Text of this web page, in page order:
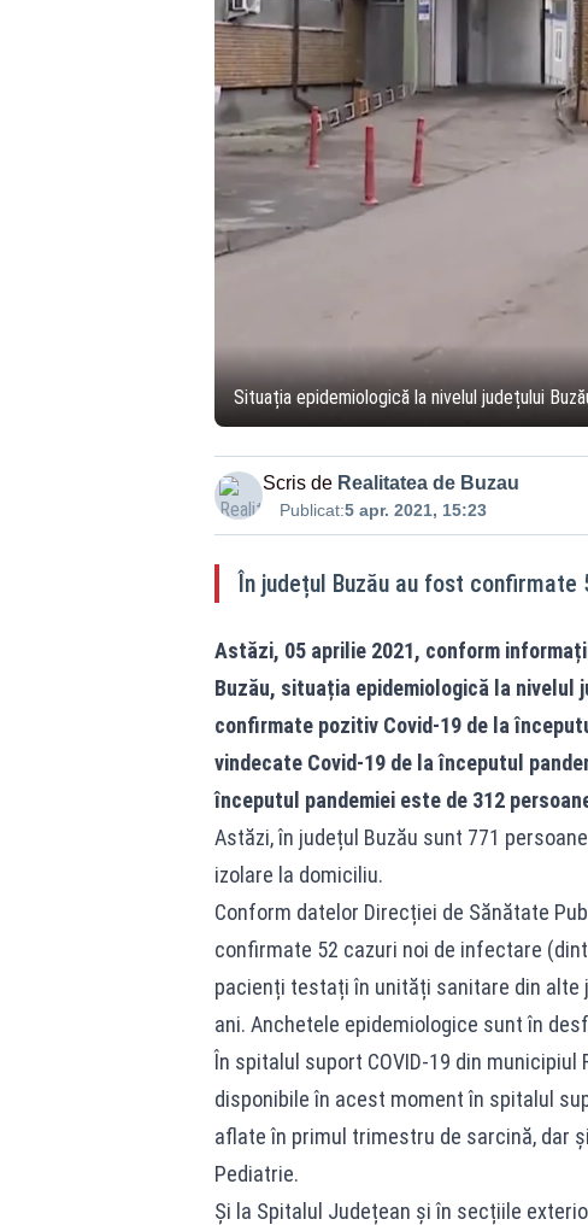
Situația epidemiologică la nivelul județului
Scris de Realitatea de Buzau
Publicat:5 apr. 2021, 15:23
În județul Buzău au fost
Astăzi, 05 aprilie 2021, conform
Buzău, situația epidemiologică la nivelul
confirmate pozitiv Covid-19 de la
vindecate Covid-19 de la începutul
începutul pandemiei este de 312
Astăzi, în județul Buzău sunt 771
izolare la domiciliu.
Conform datelor Direcției de Sănătate
confirmate 52 cazuri noi de infectare
pacienți testați în unități sanitare din alte
ani. Anchetele epidemiologice sunt în
În spitalul suport COVID-19 din
disponibile în acest moment în spitalul
aflate în primul trimestru de sarcină, dar
Pediatrie.
Și la Spitalul Județean și în secțiile